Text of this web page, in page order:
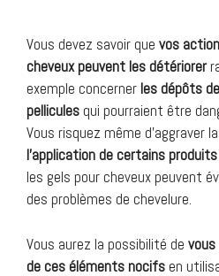
Vous devez savoir que vos
cheveux peuvent les détériorer
exemple concerner les dépôts
pellicules qui pourraient être
Vous risquez même d’aggraver
l’application de certains
les gels pour cheveux peuvent
des problèmes de chevelure.
Vous aurez la possibilité de
de ces éléments nocifs en